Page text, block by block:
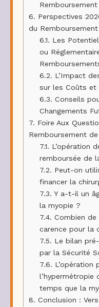
6. Perspectives
du
6.1. Les
ou
6.2. L’Impact
sur les Coûts et
6.3. Conseils
Changements
7. Foire Aux
Remboursement
7.1. L’opération
remboursée de
7.2. Peut-on
financer la
7.3. Y a-t-il un
la myopie ?
7.4. Combien
carence pour la
7.5. Le bilan
par la Sécurité
7.6. L’opération
l’hypermétropie
temps que la
8. Conclusion :